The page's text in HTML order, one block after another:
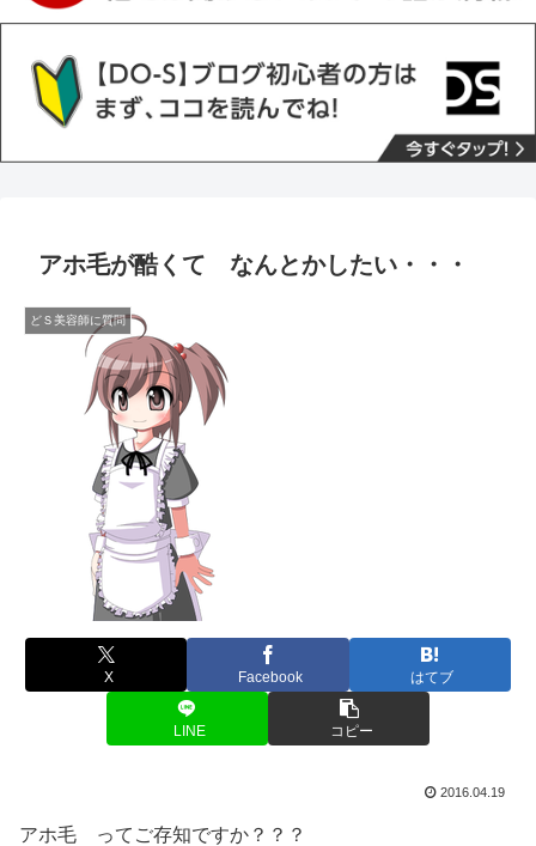
アホ毛が酷くて なんとかしたい・・・
どＳ美容師に質問
X Facebook はてブ
LINE コピー
2016.04.19
アホ毛 ってご存知ですか？？？